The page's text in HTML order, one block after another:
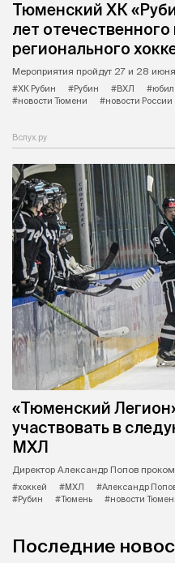
Тюменский ХК
лет отечественного
регионального
Мероприятия пройдут 27 и 28
#ХК Рубин
#Рубин #ВХЛ
#новости Тюмени
#новости России
Вслух.ру
«Тюменский
участвовать в
МХЛ
Директор Александр Попов
#хоккей
#МХЛ #Александр
#Рубин
#Тюмень #новости
Последние